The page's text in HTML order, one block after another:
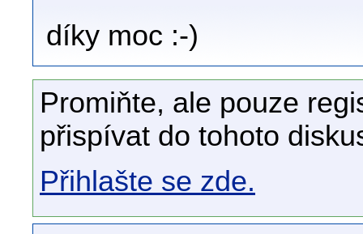
díky moc :-)
Promiňte, ale pouze
přispívat do tohoto
Přihlašte se zde.